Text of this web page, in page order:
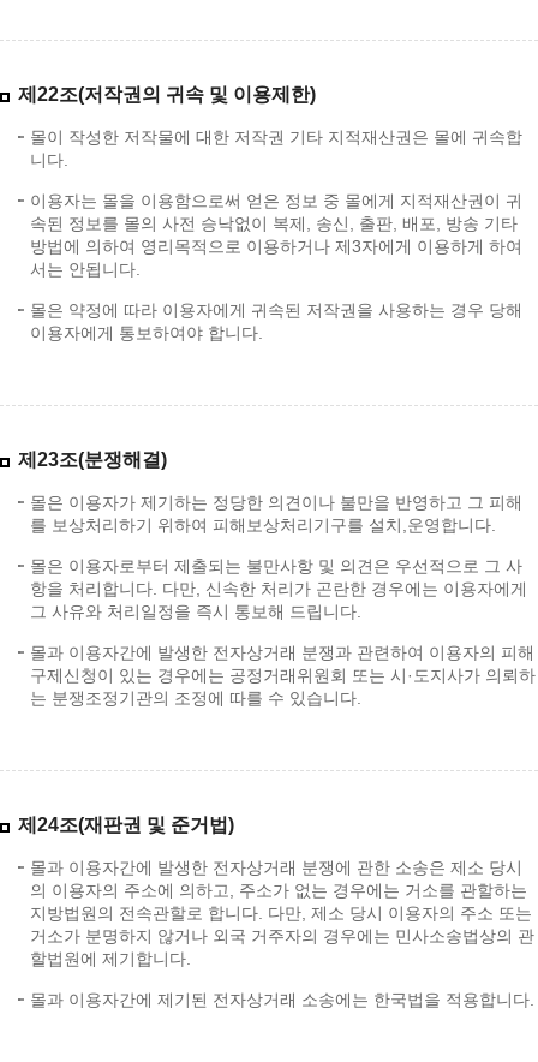
제22조(저작권의 귀속 및 이용제한)
몰이 작성한 저작물에 대한 저작권 기타 지적재산권은 몰에 귀속합
니다.
이용자는 몰을 이용함으로써 얻은 정보 중 몰에게 지적재산권이 귀
속된 정보를 몰의 사전 승낙없이 복제, 송신, 출판, 배포, 방송 기타
방법에 의하여 영리목적으로 이용하거나 제3자에게 이용하게 하여
서는 안됩니다.
몰은 약정에 따라 이용자에게 귀속된 저작권을 사용하는 경우 당해
이용자에게 통보하여야 합니다.
제23조(분쟁해결)
몰은 이용자가 제기하는 정당한 의견이나 불만을 반영하고 그 피해
를 보상처리하기 위하여 피해보상처리기구를 설치,운영합니다.
몰은 이용자로부터 제출되는 불만사항 및 의견은 우선적으로 그 사
항을 처리합니다. 다만, 신속한 처리가 곤란한 경우에는 이용자에게
그 사유와 처리일정을 즉시 통보해 드립니다.
몰과 이용자간에 발생한 전자상거래 분쟁과 관련하여 이용자의 피해
구제신청이 있는 경우에는 공정거래위원회 또는 시·도지사가 의뢰하
는 분쟁조정기관의 조정에 따를 수 있습니다.
제24조(재판권 및 준거법)
몰과 이용자간에 발생한 전자상거래 분쟁에 관한 소송은 제소 당시
의 이용자의 주소에 의하고, 주소가 없는 경우에는 거소를 관할하는
지방법원의 전속관할로 합니다. 다만, 제소 당시 이용자의 주소 또는
거소가 분명하지 않거나 외국 거주자의 경우에는 민사소송법상의 관
할법원에 제기합니다.
몰과 이용자간에 제기된 전자상거래 소송에는 한국법을 적용합니다.